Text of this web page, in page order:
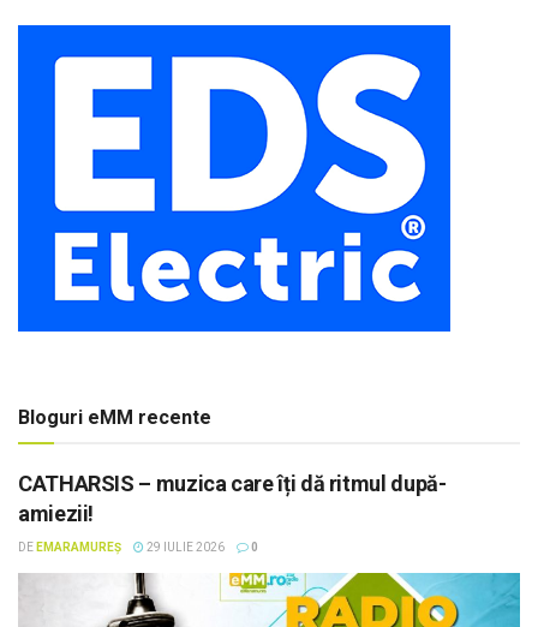
Bloguri eMM recente
CATHARSIS – muzica care îți dă ritmul după-
amiezii!
DE EMARAMUREȘ 29 IULIE 2026 0